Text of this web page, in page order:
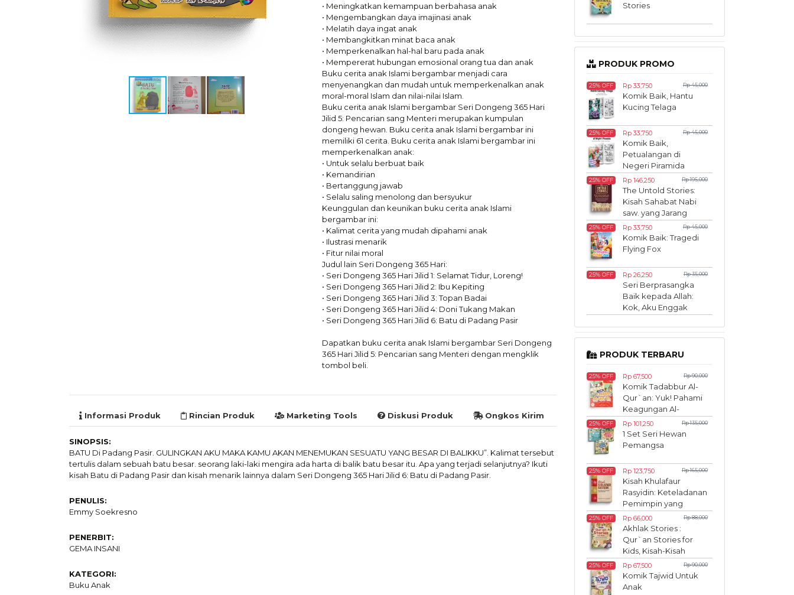
• Meningkatkan kemampuan berbahasa anak
• Mengembangkan daya imajinasi anak
• Melatih daya ingat anak
• Membangkitkan minat baca anak
• Memperkenalkan hal-hal baru pada anak
• Mempererat hubungan emosional orang tua dan anak
Buku cerita anak Islami bergambar menjadi cara
menyenangkan dan mudah untuk memperkenalkan anak
moral-moral Islam dan nilai-nilai Islam.
Buku cerita anak Islami bergambar Seri Dongeng 365 Hari
Jilid 5: Pencarian sang Menteri merupakan kumpulan
dongeng hewan. Buku cerita anak Islami bergambar ini
memiliki 61 cerita. Buku cerita anak Islami bergambar ini
memperkenalkan anak:
• Untuk selalu berbuat baik
• Kemandirian
• Bertanggung jawab
• Selalu saling menolong dan bersyukur
Keunggulan dan keunikan buku cerita anak Islami
bergambar ini:
• Kalimat cerita yang mudah dipahami anak
• Ilustrasi menarik
• Fitur nilai moral
Judul lain Seri Dongeng 365 Hari:
• Seri Dongeng 365 Hari Jilid 1: Selamat Tidur, Loreng!
• Seri Dongeng 365 Hari Jilid 2: Ibu Kepiting
• Seri Dongeng 365 Hari Jilid 3: Topan Badai
• Seri Dongeng 365 Hari Jilid 4: Doni Tukang Makan
• Seri Dongeng 365 Hari Jilid 6: Batu di Padang Pasir
Dapatkan buku cerita anak Islami bergambar Seri Dongeng
365 Hari Jilid 5: Pencarian sang Menteri dengan mengklik
tombol beli.
Informasi Produk Rincian Produk Marketing Tools Diskusi Produk Ongkos Kirim
SINOPSIS:
BATU Di Padang Pasir. GULINGKAN AKU MAKA KAMU AKAN MENEMUKAN SESUATU YANG BESAR DI BALIKKU”. Kalimat tersebut
tertulis dalam sebuah batu besar. seorang laki-laki mengira ada harta di balik batu besar itu. Apa yang terjadi selanjutnya? Ikuti
kisah Batu di Padang Pasir dan kisah menarik lainnya dalam Seri Dongeng 365 Hari Jilid 6: Batu di Padang Pasir.
PENULIS:
Emmy Soekresno
PENERBIT:
GEMA INSANI
KATEGORI:
Buku Anak
Stories
PRODUK PROMO
25% OFF Rp 33,750 Rp 45,000
Komik Baik, Hantu
Kucing Telaga
25% OFF Rp 33,750 Rp 45,000
Komik Baik,
Petualangan di
Negeri Piramida
25% OFF Rp 146,250 Rp 195,000
The Untold Stories:
Kisah Sahabat Nabi
saw. yang Jarang
Diketahui
25% OFF Rp 33,750 Rp 45,000
Komik Baik: Tragedi
Flying Fox
25% OFF Rp 26,250 Rp 35,000
Seri Berprasangka
Baik kepada Allah:
Kok, Aku Enggak
PRODUK TERBARU
25% OFF Rp 67,500 Rp 90,000
Komik Tadabbur Al-
Qur`an: Yuk! Pahami
Keagungan Al-
Qur`an Sedari Kecil
25% OFF Rp 101,250 Rp 135,000
1 Set Seri Hewan
Pemangsa
25% OFF Rp 123,750 Rp 165,000
Kisah Khulafaur
Rasyidin: Keteladanan
Pemimpin yang
Inspiratif
25% OFF Rp 66,000 Rp 88,000
Akhlak Stories :
Qur`an Stories for
Kids, Kisah-Kisah
Akhlak dalam Al-
Qur`an
25% OFF Rp 67,500 Rp 90,000
Komik Tajwid Untuk
Anak